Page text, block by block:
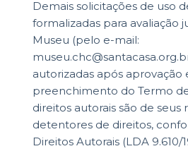
Demais solicitações de uso
formalizadas para avaliação
Museu (pelo e-mail:
autorizadas após aprovação
preenchimento do Termo
direitos autorais são de seus
detentores de direitos,
Direitos Autorais (LDA 9.610/